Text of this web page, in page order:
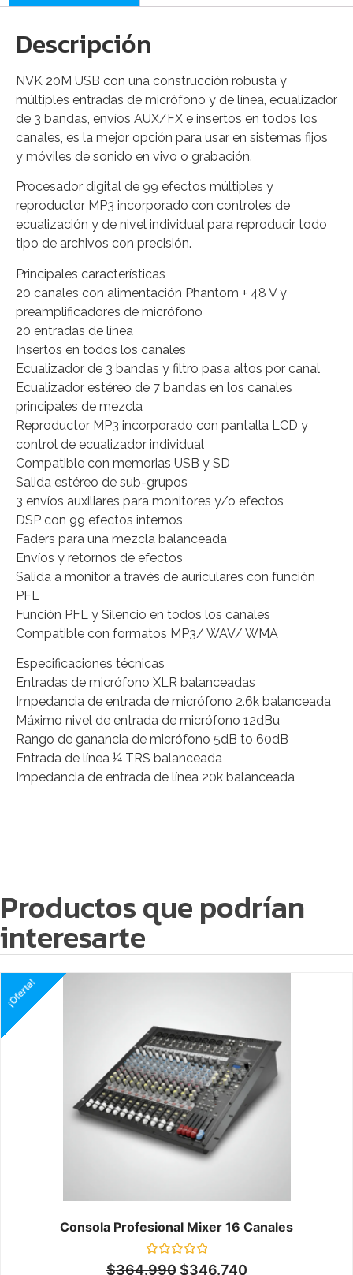
Descripción
NVK 20M USB con una construcción robusta y
múltiples entradas de micrófono y de línea, ecualizador
de 3 bandas, envíos AUX/FX e insertos en todos los
canales, es la mejor opción para usar en sistemas fijos
y móviles de sonido en vivo o grabación.
Procesador digital de 99 efectos múltiples y
reproductor MP3 incorporado con controles de
ecualización y de nivel individual para reproducir todo
tipo de archivos con precisión.
Principales características
20 canales con alimentación Phantom + 48 V y
preamplificadores de micrófono
20 entradas de línea
Insertos en todos los canales
Ecualizador de 3 bandas y filtro pasa altos por canal
Ecualizador estéreo de 7 bandas en los canales
principales de mezcla
Reproductor MP3 incorporado con pantalla LCD y
control de ecualizador individual
Compatible con memorias USB y SD
Salida estéreo de sub-grupos
3 envíos auxiliares para monitores y/o efectos
DSP con 99 efectos internos
Faders para una mezcla balanceada
Envíos y retornos de efectos
Salida a monitor a través de auriculares con función
PFL
Función PFL y Silencio en todos los canales
Compatible con formatos MP3/ WAV/ WMA
Especificaciones técnicas
Entradas de micrófono XLR balanceadas
Impedancia de entrada de micrófono 2.6k balanceada
Máximo nivel de entrada de micrófono 12dBu
Rango de ganancia de micrófono 5dB to 60dB
Entrada de línea ¼ TRS balanceada
Impedancia de entrada de línea 20k balanceada
Productos que podrían
interesarte
Consola Profesional Mixer 16 Canales
Valorado
¡Oferta!
$364.990 $346.740